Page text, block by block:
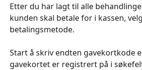
Etter du har lagt til alle
kunden skal betale for i kassen,
betalingsmetode.
Start å skriv endten gavekortkode
gavekortet er registrert på i